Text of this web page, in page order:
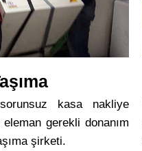
kasa nakliye
gerekli donanım
şirketi.